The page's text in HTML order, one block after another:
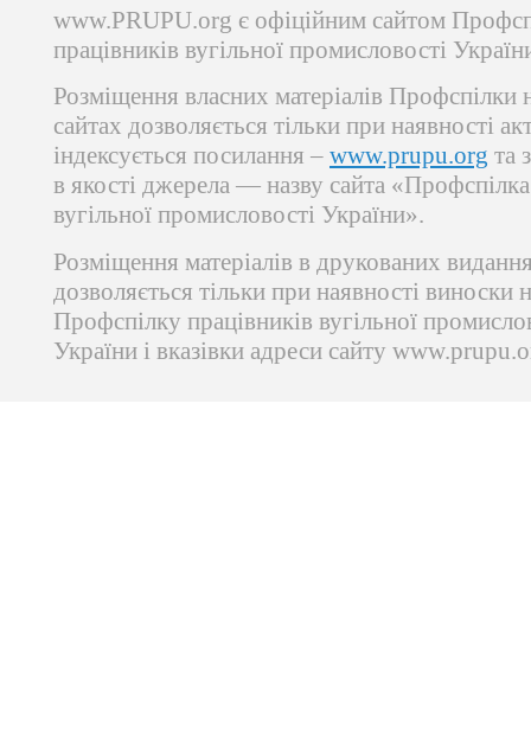
www.PRUPU.org є офіційним сайтом
працівників вугільної промисловості
Розміщення власних матеріалів Профспілки
сайтах дозволяється тільки при наявності
індексується посилання – www.prupu.org та
в якості джерела — назву сайта «Профспілка
вугільної промисловості України».
Розміщення матеріалів в друкованих
дозволяється тільки при наявності виноски
Профспілку працівників вугільної
України і вказівки адреси сайту